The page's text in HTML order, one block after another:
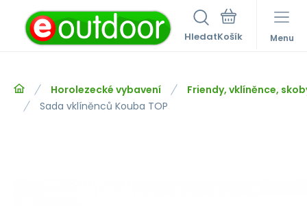
Hledat Menu
Horolezecké vybavení
Friendy, vklíněnce,
Sada vklíněnců Kouba TOP